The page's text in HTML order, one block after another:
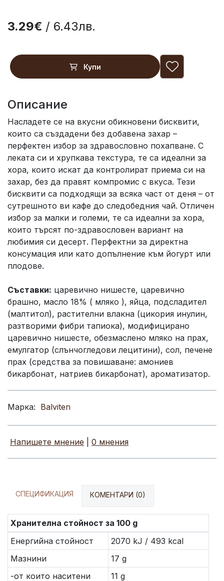
3.29€ / 6.43лв.
Купи
Описание
Насладете се на вкусни обикновени бисквити,
които са създадени без добавена захар –
перфектен избор за здравословно похапване. С
леката си и хрупкава текстура, те са идеални за
хора, които искат да контролират приема си на
захар, без да правят компромис с вкуса. Тези
бисквити са подходящи за всяка част от деня – от
сутрешното ви кафе до следобедния чай. Отличен
избор за малки и големи, те са идеални за хора,
които търсят по-здравословен вариант на
любимия си десерт. Перфектни за директна
консумация или като допълнение към йогурт или
плодове.
Съставки: царевично нишесте, царевично
брашно, масло 18% ( мляко ), яйца, подсладител
(малтитол), растителни влакна (цикория инулин,
разтворими фибри тапиока), модифицирано
царевично нишесте, обезмаслено мляко на прах,
емулгатор (слънчогледови лецитини), сол, печене
прах (средства за повишаване: амониев
бикарбонат, натриев бикарбонат), ароматизатор.
Марка: Balviten
Напишете мнение 0 мнения
СПЕЦИФИКАЦИЯ КОМЕНТАРИ (0)
Хранителна стойност за 100 g
Енергийна стойност
2070 kJ / 493 kcal
Мазнини
17 g
-от които наситени
11 g